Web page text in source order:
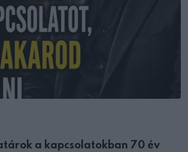
a kapcsolatokban 70 év